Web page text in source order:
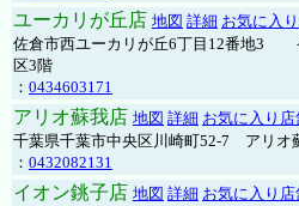
ユーカリが丘店 地図 詳細 お気に入
佐倉市西ユーカリが丘6丁目12番地3
区3階
： 0434603171
アリオ蘇我店 地図 詳細 お気に入り
千葉県千葉市中央区川崎町52-7 アリオ
： 0432082131
イオン銚子店 地図 詳細 お気に入り